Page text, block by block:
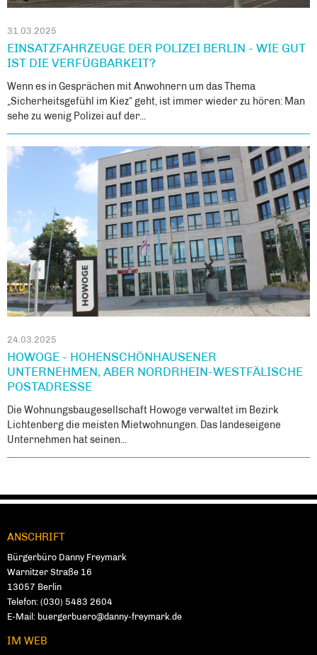
31.03.2025
EINSATZFAHRZEUGE DER POLIZEI BERLIN - WIE GUT
IST DIE VERFÜGBARKEIT?
Wenn es in Gesprächen mit Anwohnern um das Thema
„Sicherheitsgefühl im Kiez“ geht, ist immer wieder zu hören: Man
sehe zu wenig Polizei auf der...
24.03.2025
HOWOGE - HOHENSCHÖNHAUSENER
UNTERNEHMEN, ABER NORDRHEIN-WESTFÄLISCHE
POSTADRESSE
Die Wohnungsbaugesellschaft Howoge verwaltet im Bezirk
Lichtenberg die meisten Mietwohnungen. Das landeseigene
Unternehmen hat seinen...
Fußbereich
ANSCHRIFT
Bürgerbüro Danny Freymark
Warnitzer Straße 16
13057 Ber­lin
Telefon: (030) 5483 2604
E-Mail: buergerbuero@danny-freymark.de
IM WEB